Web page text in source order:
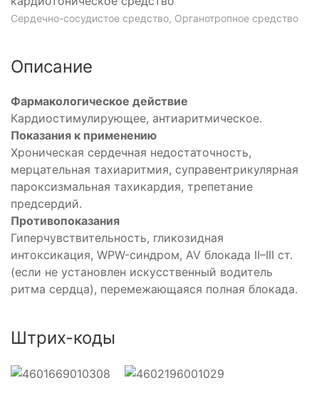
Сердечно-сосудистое средство, Органотропное средство
Описание
Фармакологическое действие
Кардиостимулирующее, антиаритмическое.
Показания к применению
Хроническая сердечная недостаточность,
мерцательная тахиаритмия, суправентрикулярная
пароксизмальная тахикардия, трепетание
предсердий.
Противопоказания
Гиперчувствительность, гликозидная
интоксикация, WPW-синдром, AV блокада II–III ст.
(если не установлен искусственный водитель
ритма сердца), перемежающаяся полная блокада.
Штрих-коды